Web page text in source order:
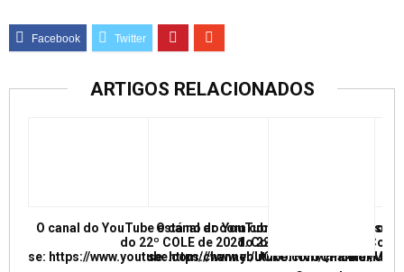
ARTIGOS RELACIONADOS
O canal do YouTube está no ar com conferências e mesas
do 22º COLE de 2021. Confira e inscreva
se: https://www.youtube.com/channel/
O canal do YouTube está no ar com
do 22º COLE de 2021.
se: https://www.youtube.com/channel/